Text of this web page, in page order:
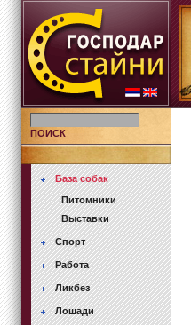
ПОИСК
База собак
Питомники
Выставки
Спорт
Работа
Ликбез
Лошади